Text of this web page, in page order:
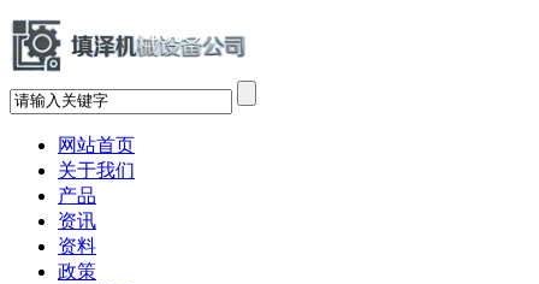
网站首页
关于我们
产品
资讯
资料
政策